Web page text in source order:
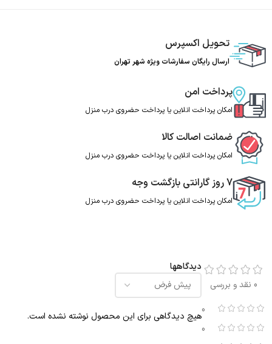
تحویل اکسپرس
ارسال رایگان سفارشات ویژه شهر تهران
پرداخت امن
امکان پرداخت انلاین یا پرداخت حضروی درب منزل
ضمانت اصالت کالا
امکان پرداخت انلاین یا پرداخت حضروی درب منزل
7 روز گارانتی بازگشت وجه
امکان پرداخت انلاین یا پرداخت حضروی درب منزل
0 نقد و بررسی
0
0
دیدگاهها
هیچ دیدگاهی برای این محصول نوشته نشده است.